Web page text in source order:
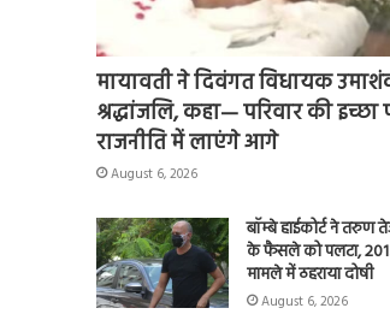
मायावती ने दिवंगत विधायक
श्रद्धांजलि, कहा— परिवार की
राजनीति में लाएंगे आगे
August 6, 2026
बॉम्बे हाईकोर्ट ने तरुण
के फैसले को पलटा,
मामले में ठहराया दोषी
August 6, 2026